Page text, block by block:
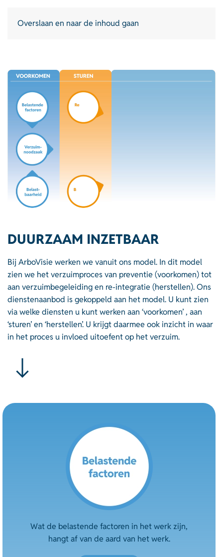
Overslaan en naar de inhoud gaan
DUURZAAM INZETBAAR
Bij ArboVisie werken we vanuit ons model. In dit model
zien we het verzuimproces van preventie (voorkomen) tot
aan verzuimbegeleiding en re-integratie (herstellen). Ons
dienstenaanbod is gekoppeld aan het model. U kunt zien
via welke diensten u kunt werken aan ‘voorkomen’ , aan
‘sturen’ en ‘herstellen’. U krijgt daarmee ook inzicht in waar
in het proces u invloed uitoefent op het verzuim.
Wat de belastende factoren in het werk zijn,
hangt af van de aard van het werk.